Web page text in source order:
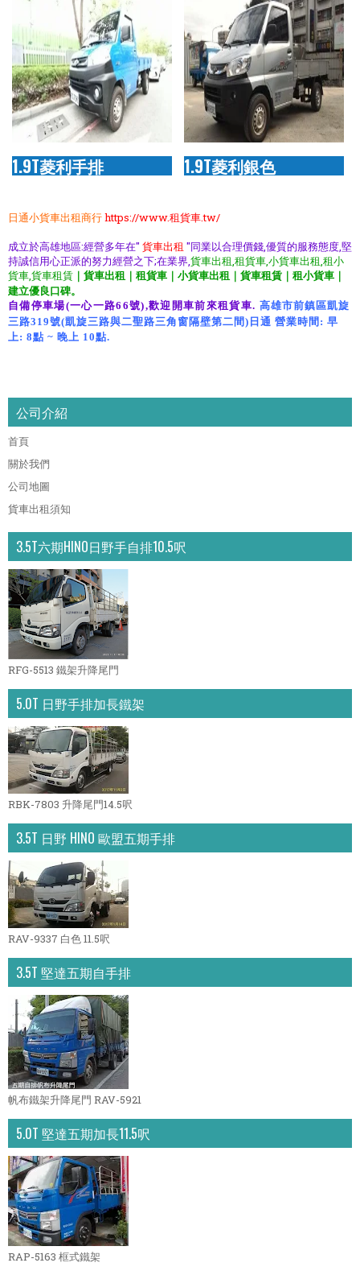
1.9T菱利手排 1.9T菱利銀色
日通小貨車出租商行https://www.租貨車.tw/
成立於高雄地區:經營多年在" 貨車出租 "同業以合理價錢,優質的服務態度,堅
持誠信用心正派的努力經營之下;在業界,貨車出租,租貨車,小貨車出租,租小
貨車,貨車租賃 ｜貨車出租｜租貨車｜小貨車出租｜貨車租賃｜租小貨車｜
建立優良口碑。
自備停車場(一心一路66號),歡迎開車前來租貨車. 高雄市前鎮區凱旋
三路319號(凱旋三路與二聖路三角窗隔壁第二間)日通 營業時間: 早
上: 8點 ~ 晚上 10點.
公司介紹
首頁
關於我們
公司地圖
貨車出租須知
3.5T六期HINO日野手自排10.5呎
RFG-5513 鐵架升降尾門
5.0T 日野手排加長鐵架
RBK-7803 升降尾門14.5呎
3.5T 日野 HINO 歐盟五期手排
RAV-9337 白色 11.5呎
3.5T 堅達五期自手排
帆布鐵架升降尾門 RAV-5921
5.0T 堅達五期加長11.5呎
RAP-5163 框式鐵架